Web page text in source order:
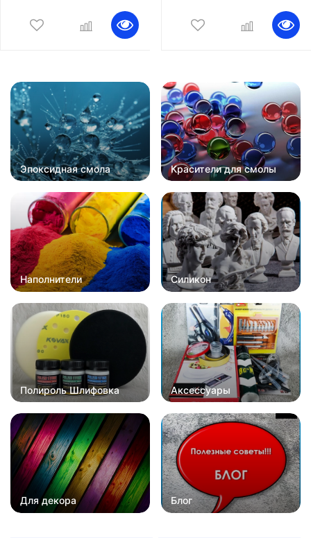
Эпоксидная смола Красители для смолы
Наполнители Силикон
Полироль Шлифовка Аксессуары
Для декора Блог